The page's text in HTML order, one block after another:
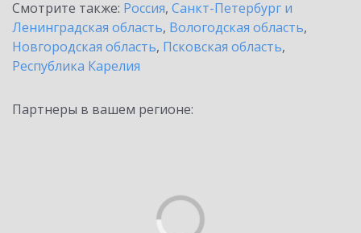
Смотрите также: Россия, Санкт-Петербург и
Ленинградская область, Вологодская область,
Новгородская область, Псковская область,
Республика Карелия
Партнеры в вашем регионе: